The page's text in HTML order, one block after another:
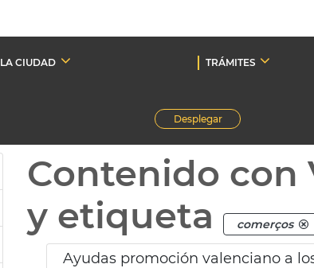
LA CIUDAD TRÁMITES
Desplegar
Contenido con
y etiqueta comerços
Ayudas promoción valenciano a